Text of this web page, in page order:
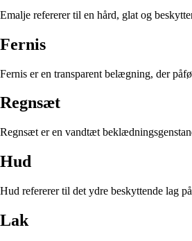
Emalje refererer til en hård, glat og
Fernis
Fernis er en transparent belægning, der
Regnsæt
Regnsæt er en vandtæt
Hud
Hud refererer til det ydre beskyttende lag
Lak